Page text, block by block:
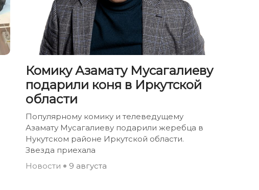
Комику Азамату Мусагалиеву
подарили коня в Иркутской
области
Популярному комику и телеведущему
Азамату Мусагалиеву подарили жеребца в
Нукутском районе Иркутской области.
Звезда приехала
Новости
9 августа